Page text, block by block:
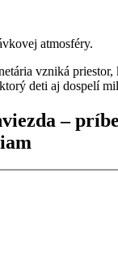
atmosféry.
vzniká priestor,
deti aj dospelí
–